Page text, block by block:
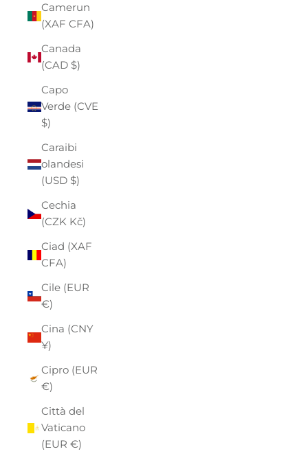
Camerun
(XAF CFA)
Canada
(CAD $)
Capo
Verde (CVE
$)
Caraibi
olandesi
(USD $)
Cechia
(CZK Kč)
Ciad (XAF
CFA)
Cile (EUR
€)
Cina (CNY
¥)
Cipro (EUR
€)
Città del
Vaticano
(EUR €)